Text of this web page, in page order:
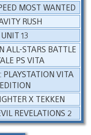
MOST WANTED
RUSH
UNIT 13
ALL-STARS BATTLE
PS VITA
PLAYSTATION VITA
EDITION
X TEKKEN
REVELATIONS 2